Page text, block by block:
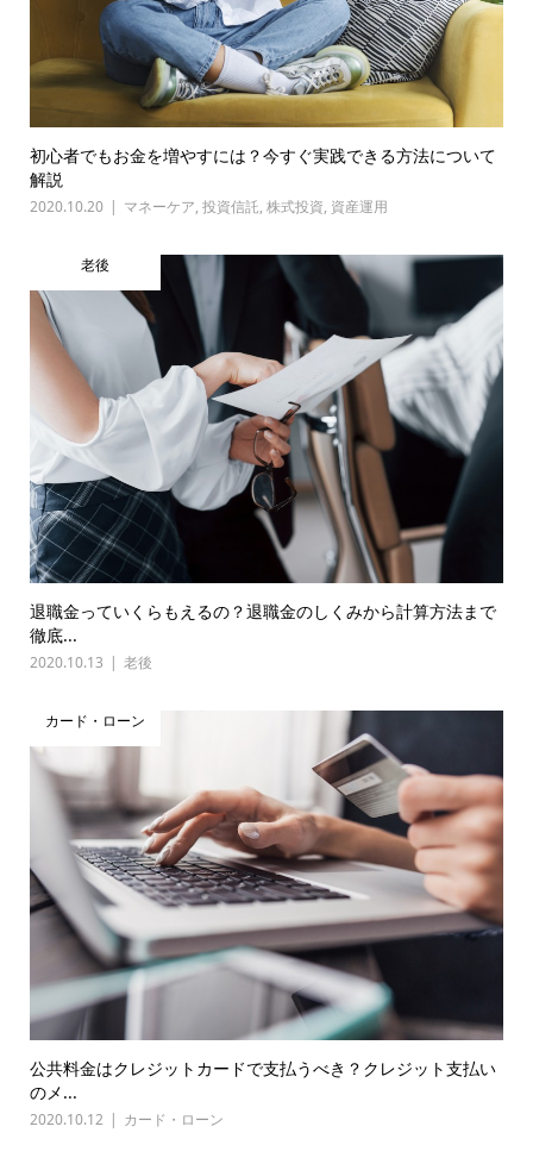
初心者でもお金を増やすには？今すぐ実践できる方法について
解説
2020.10.20 マネーケア, 投資信託, 株式投資, 資産運用
老後
退職金っていくらもえるの？退職金のしくみから計算方法まで
徹底...
2020.10.13 老後
カード・ローン
公共料金はクレジットカードで支払うべき？クレジット支払い
のメ...
2020.10.12 カード・ローン